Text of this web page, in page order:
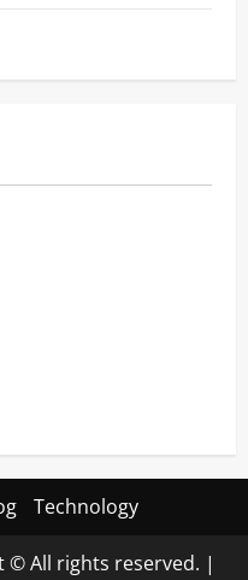
Technology
© All rights reserved. |